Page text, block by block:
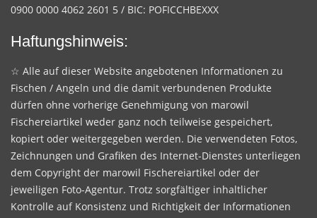
0900 0000 4062 2601 5 / BIC: POFICCHBEXXX
Haftungshinweis:
☆ Alle auf dieser Website angebotenen Informationen zu
Fischen / Angeln und die damit verbundenen Produkte
dürfen ohne vorherige Genehmigung von marowil
Fischereiartikel weder ganz noch teilweise gespeichert,
kopiert oder weitergegeben werden. Die verwendeten Fotos,
Zeichnungen und Grafiken des Internet-Dienstes unterliegen
dem Copyright der marowil Fischereiartikel oder der
jeweiligen Foto-Agentur. Trotz sorgfältiger inhaltlicher
Kontrolle auf Konsistenz und Richtigkeit der Informationen